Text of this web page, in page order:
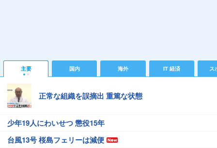
主要 国内 海外 IT 経済 ス
正常な組織を誤摘出 重篤な状態
少年19人にわいせつ 懲役15年
台風13号 桜島フェリーは減便